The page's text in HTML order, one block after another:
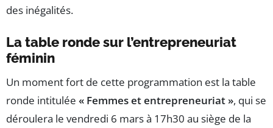
des inégalités.
La table ronde sur l’entrepreneuriat
féminin
Un moment fort de cette programmation est la table
ronde intitulée « Femmes et entrepreneuriat », qui se
déroulera le vendredi 6 mars à 17h30 au siège de la